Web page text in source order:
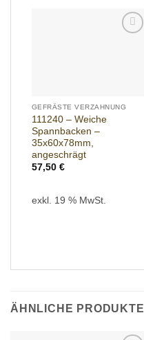
GEFRÄSTE VERZAHNUNG
111240 – Weiche
Spannbacken –
35x60x78mm,
angeschrägt
57,50 €
exkl. 19 % MwSt.
ÄHNLICHE PRODUKTE